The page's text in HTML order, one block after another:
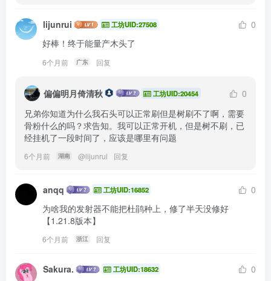
lijunrui 工坊UID:27508
0
好棒！终于能量产木头了
6个月前 广东 回复
偏偏明月倚清秋 工坊UID:20454
0
兄弟你知道为什么我石头可以正常刷但是树刷不了啊，需要
骨粉什么的吗？求告知。我可以正常开机，但是树不刷，已
经挂机了一段时间了，应该是哪里有问题
6个月前 湖南 @lijunrui 回复
anqq 工坊UID:16852
0
为啥我的发射器不能把杜鹃种上，修了半天没修好
【1.21.8版本】
6个月前 浙江 回复
Sakura. 工坊UID:18632
0